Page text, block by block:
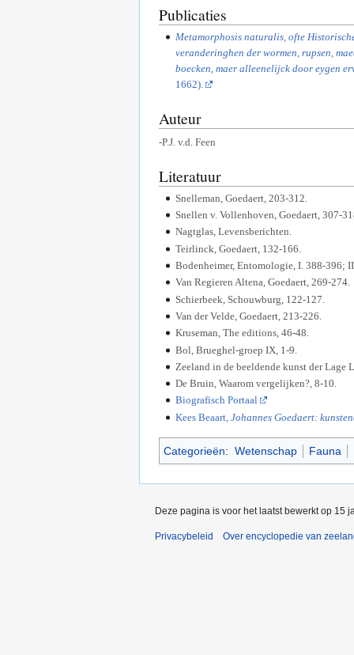
Publicaties
Metamorphosis naturalis, ofte
veranderinghen der wormen, rupsen,
boecken, maer alleenelijck door eygen
1662).
Auteur
-P.J. v.d. Feen
Literatuur
Snelleman, Goedaert, 203-312.
Snellen v. Vollenhoven, Goedaert, 307-
Nagtglas, Levensberichten.
Teirlinck, Goedaert, 132-166.
Bodenheimer, Entomologie, I. 388-396;
Van Regieren Altena, Goedaert, 269-274.
Schierbeek, Schouwburg, 122-127.
Van der Velde, Goedaert, 213-226.
Kruseman, The editions, 46-48.
Bol, Brueghel-groep IX, 1-9.
Zeeland in de beeldende kunst der Lage
De Bruin, Waarom vergelijken?, 8-10.
Biografisch Portaal
Kees Beaart, Johannes Goedaert:
Categorieën: Wetenschap Fauna
Deze pagina is voor het laatst bewerkt op 15
Privacybeleid Over encyclopedie van